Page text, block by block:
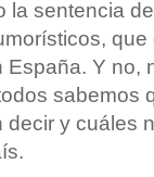
la sentencia
España. Y no,
sabemos
y cuáles